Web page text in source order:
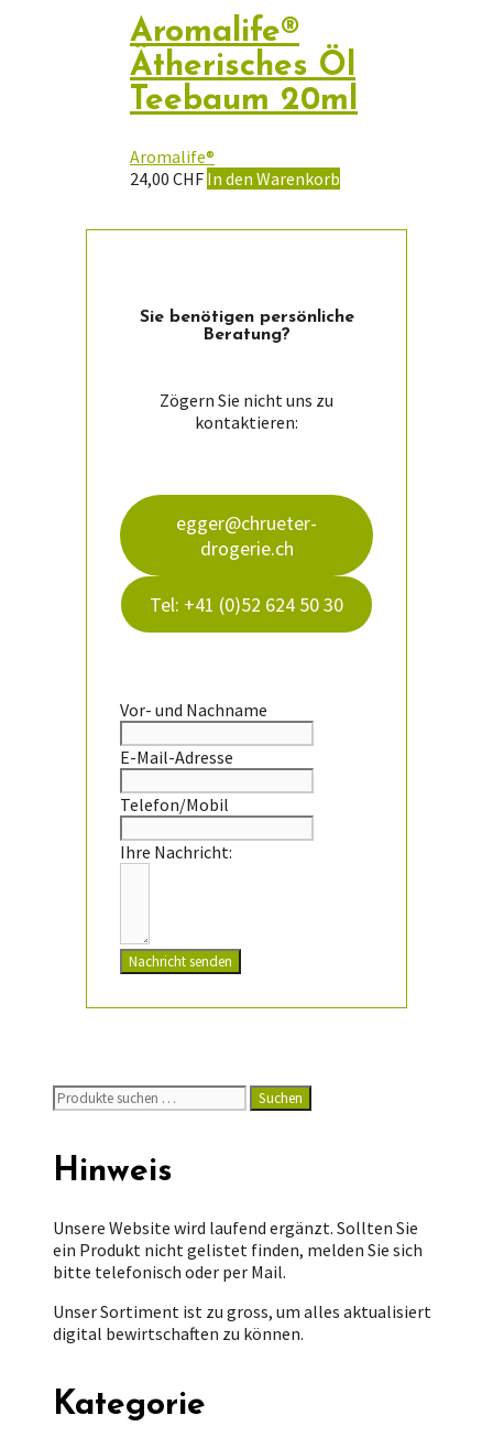
Aromalife®
Ätherisches Öl
Teebaum 20ml
Aromalife®
24,00 CHF In den Warenkorb
Sie ­benötigen persön­liche
Beratung?
Zögern Sie nicht uns zu
kontaktieren:
egger@chrueter-
drogerie.ch
Tel: +41 (0)52 624 50 30
Vor- und Nachname
E-Mail-Adresse
Telefon/Mobil
Ihre Nachricht:
Nachricht senden
Suchen
nach:
Suchen
Hinweis
Unsere Website wird laufend ergänzt. Sollten Sie
ein Produkt nicht gelistet finden, melden Sie sich
bitte telefonisch oder per Mail.
Unser Sortiment ist zu gross, um alles aktualisiert
digital bewirtschaften zu können.
Kategorie